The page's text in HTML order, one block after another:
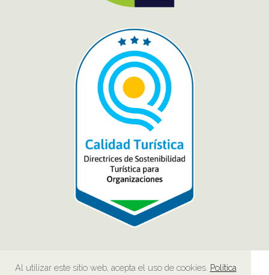
Al utilizar este sitio web, acepta el uso de cookies. Política